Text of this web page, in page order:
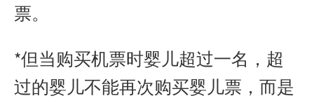
票。
*但当购买机票时婴儿超过一名，超
过的婴儿不能再次购买婴儿票，而是